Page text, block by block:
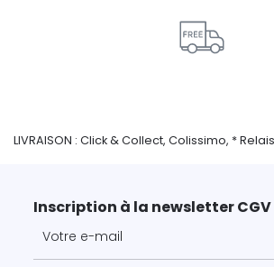
LIVRAISON : Click & Collect, Colissimo, *
Inscription à la newsletter CGV